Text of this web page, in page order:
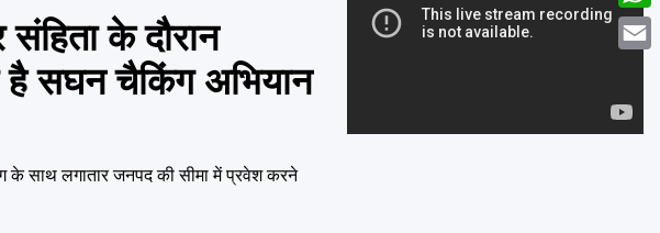
के दौरान
है सघन चैकिंग अभियान
के साथ लगातार जनपद की सीमा में प्रवेश करने